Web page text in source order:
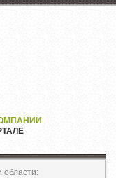
области: